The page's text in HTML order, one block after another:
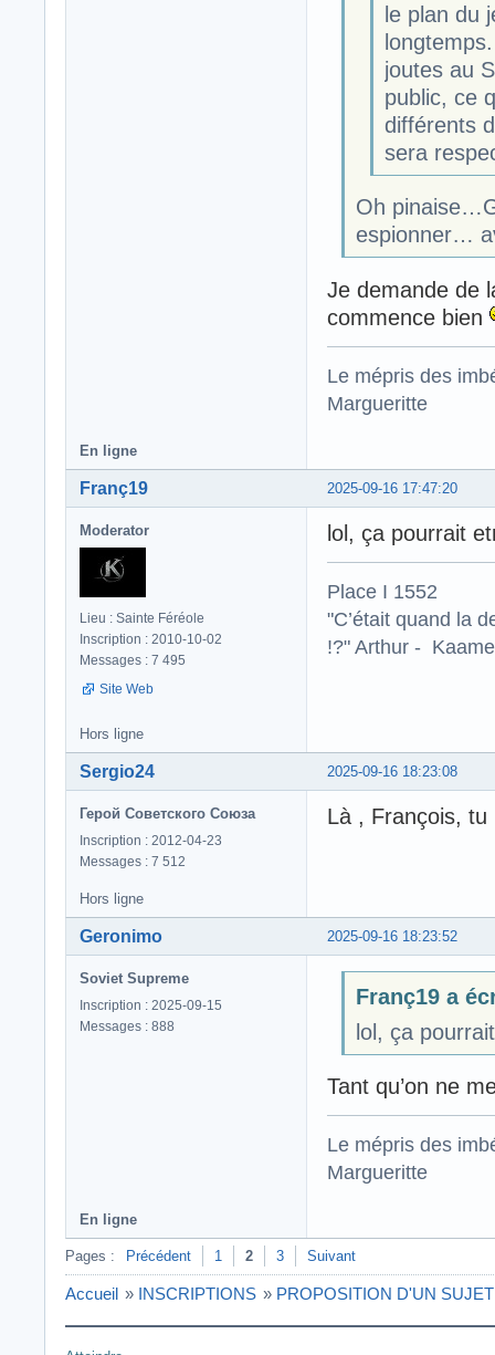
le plan du
joutes au
public, ce
différents
sera
Oh
espionner…
Je demande de
commence bien
Le mépris des
Margueritte
En ligne
2025-09-16 17:47:20
Franç19
Moderator
Lieu : Sainte Féréole
Inscription : 2010-10-02
Messages : 7 495
Site Web
lol, ça pourrait
Place I 1552
"C’était quand la
!?" Arthur -
Hors ligne
2025-09-16 18:23:08
Sergio24
Герой Советского Союза
Inscription : 2012-04-23
Messages : 7 512
Là , François,
Hors ligne
2025-09-16 18:23:52
Geronimo
Soviet Supreme
Inscription : 2025-09-15
Messages : 888
Franç19 a
lol, ça
Tant qu’on ne
Le mépris des
Margueritte
En ligne
Pages : Précédent 1 2 3 Suivant
Accueil » INSCRIPTIONS » PROPOSITION D'UN